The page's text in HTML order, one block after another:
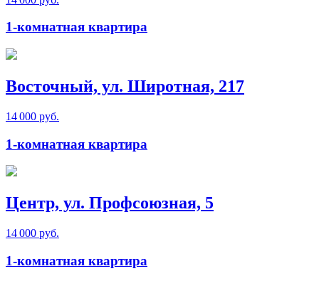
1-комнатная квартира
Восточный, ул. Широтная, 217
14 000 руб.
1-комнатная квартира
Центр, ул. Профсоюзная, 5
14 000 руб.
1-комнатная квартира